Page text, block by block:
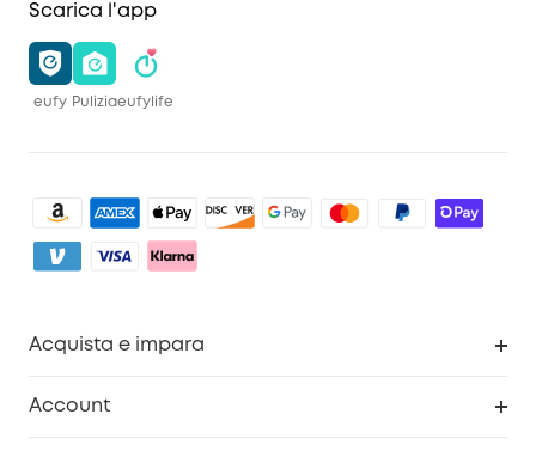
Scarica l'app
eufy Puliziaeufylife
Acquista e impara
Account